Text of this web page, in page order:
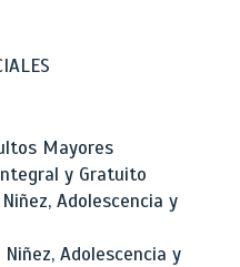
Mayores
y Gratuito
Adolescencia y
Adolescencia y